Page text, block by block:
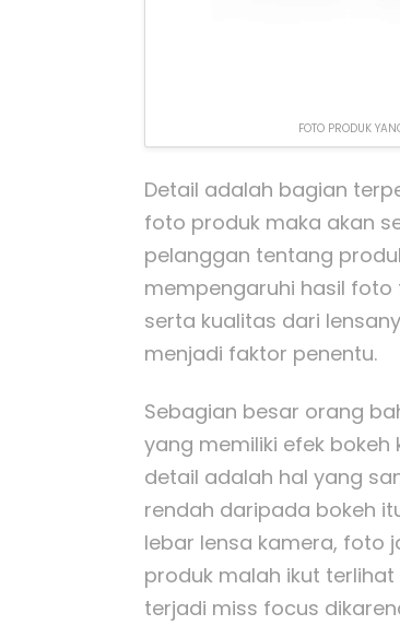
FOTO PRODUK
Detail adalah bagian
foto produk maka akan
pelanggan tentang
mempengaruhi hasil
serta kualitas dari
menjadi faktor penentu.
Sebagian besar orang
yang memiliki efek
detail adalah hal yang
rendah daripada bokeh
lebar lensa kamera, foto
produk malah ikut
terjadi miss focus